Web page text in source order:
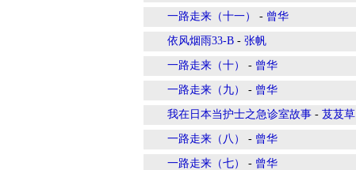
一路走来（十一） - 曾华
依风烟雨33-B - 张帆
一路走来（十） - 曾华
一路走来（九） - 曾华
我在日本当护士之急诊室故事 - 芨芨草
一路走来（八） - 曾华
一路走来（七） - 曾华